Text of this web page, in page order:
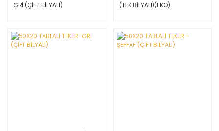
GRİ (ÇİFT BİLYALI)
(TEK BİLYALI)(EKO)